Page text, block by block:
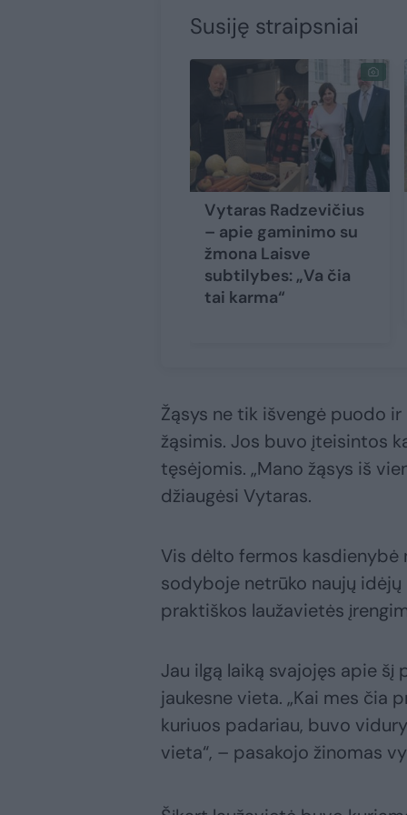
Susiję straipsniai
Vytaras Radzevičius
– apie gaminimo su
žmona Laisve
subtilybes: „Va čia
tai karma“
Žąsys ne tik išvengė puodo
žąsimis. Jos buvo įteisintos
tęsėjomis. „Mano žąsys iš
džiaugėsi Vytaras.
Vis dėlto fermos kasdienybė
sodyboje netrūko naujų
praktiškos laužavietės
Jau ilgą laiką svajojęs apie
jaukesne vieta. „Kai mes čia
kuriuos padariau, buvo
vieta“, – pasakojo žinomas